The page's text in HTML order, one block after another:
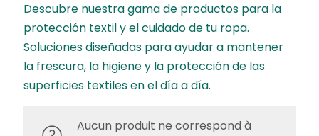
Descubre nuestra gama de productos para la
protección textil y el cuidado de tu ropa.
Soluciones diseñadas para ayudar a mantener
la frescura, la higiene y la protección de las
superficies textiles en el día a día.
Aucun produit ne correspond à